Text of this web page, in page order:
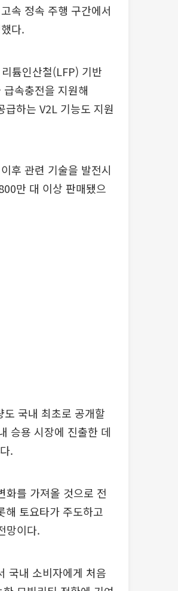
속 정속 주행 구간에서
다.
튬인산철(LFP) 기반
속충전을 지원해
하는 V2L 기능도 지원
후 관련 기술을 발전시
만 대 이상 판매됐으
국내 최초로 공개할
승용 시장에 진출한 데
.
화를 가져올 것으로 전
해 토요타가 주도하고
망이다.
국내 소비자에게 처음